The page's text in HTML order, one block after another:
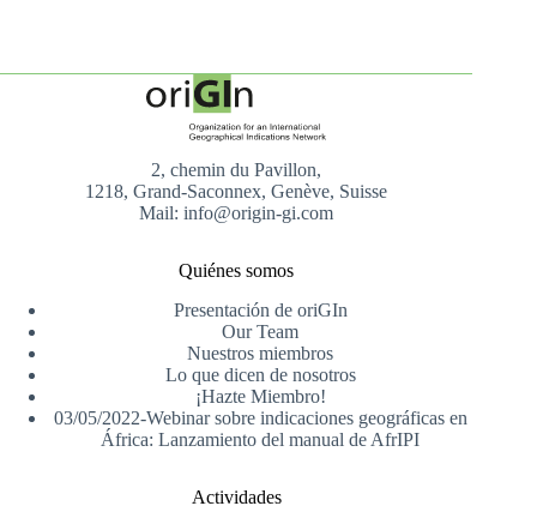
2, chemin du Pavillon,
1218, Grand-Saconnex, Genève, Suisse
Mail: info@origin-gi.com
Quiénes somos
Presentación de oriGIn
Our Team
Nuestros miembros
Lo que dicen de nosotros
¡Hazte Miembro!
03/05/2022-Webinar sobre indicaciones geográficas en
África: Lanzamiento del manual de AfrIPI
Actividades